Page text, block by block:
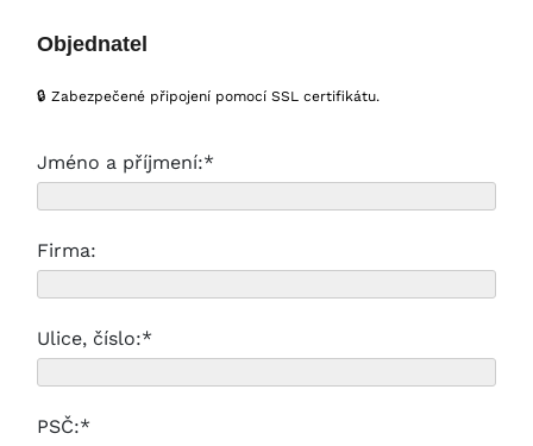
Objednatel
🔒 Zabezpečené připojení pomocí SSL certifikátu.
Jméno a příjmení:*
Firma:
Ulice, číslo:*
PSČ:*